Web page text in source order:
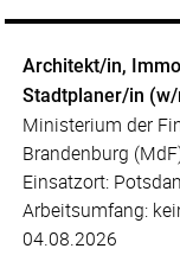
Architekt/in,
Stadtplaner/in
Ministerium der
Brandenburg
Einsatzort:
Arbeitsumfang:
04.08.2026